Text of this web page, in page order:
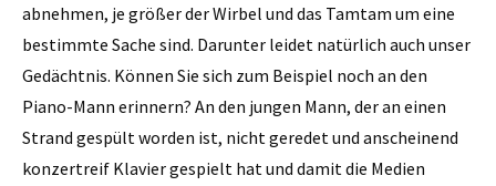
abnehmen, je größer der Wirbel und das Tamtam um eine
bestimmte Sache sind. Darunter leidet natürlich auch unser
Gedächtnis. Können Sie sich zum Beispiel noch an den
Piano-Mann erinnern? An den jungen Mann, der an einen
Strand gespült worden ist, nicht geredet und anscheinend
konzertreif Klavier gespielt hat und damit die Medien